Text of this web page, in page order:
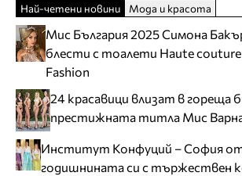
Най-четени новини Мода и красота
Мис България 2025 Симона
блести с тоалети Haute
Fashion
24 красавици влизат в гореща
престижната титла Мис
Институт Конфуций – София
годишнината си с тържествен